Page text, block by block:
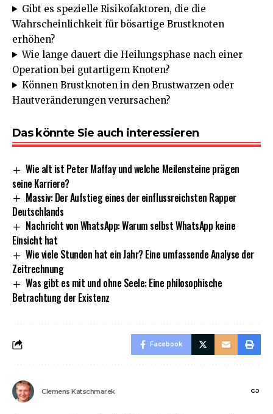
Gibt es spezielle Risikofaktoren, die die
Wahrscheinlichkeit für bösartige Brustknoten
erhöhen?
Wie lange dauert die Heilungsphase nach einer
Operation bei gutartigem Knoten?
Können Brustknoten in den Brustwarzen oder
Hautveränderungen verursachen?
Das könnte Sie auch interessieren
Wie alt ist Peter Maffay und welche Meilensteine prägen
seine Karriere?
Massiv: Der Aufstieg eines der einflussreichsten Rapper
Deutschlands
Nachricht von WhatsApp: Warum selbst WhatsApp keine
Einsicht hat
Wie viele Stunden hat ein Jahr? Eine umfassende Analyse der
Zeitrechnung
Was gibt es mit und ohne Seele: Eine philosophische
Betrachtung der Existenz
Facebook
Clemens Katschmarek